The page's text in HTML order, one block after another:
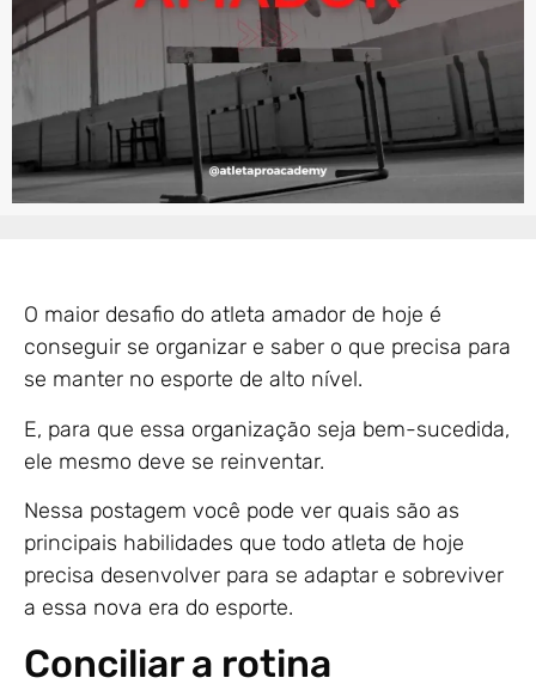
O maior desafio do atleta amador de hoje é
conseguir se organizar e saber o que precisa para
se manter no esporte de alto nível.
E, para que essa organização seja bem-sucedida,
ele mesmo deve se reinventar.
Nessa postagem você pode ver quais são as
principais habilidades que todo atleta de hoje
precisa desenvolver para se adaptar e sobreviver
a essa nova era do esporte.
Conciliar a rotina